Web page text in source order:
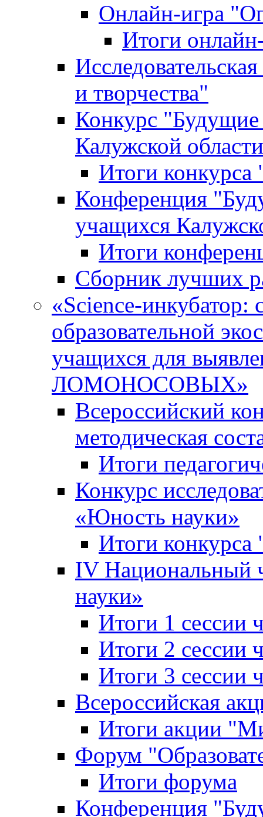
Онлайн-игра
Итоги
и творчества"
Конкурс
Калужской области
Итоги
Конференция
учащихся
Итоги
Сборник лучших
«Science-инкубатор:
образовательной
учащихся для
ЛОМОНОСОВЫХ»
Всероссийский
методическая
Итоги
Конкурс
«Юность науки»
Итоги
IV
науки»
Итоги 1 сессии
Итоги 2 сессии
Итоги 3 сессии
Всероссийская
Итоги акции
Форум
Итоги форума
Конференция